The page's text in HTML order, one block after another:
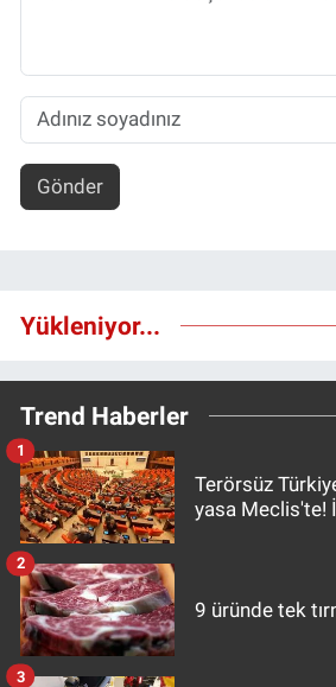
Gönder
Yükleniyor...
Trend Haberler
Terörsüz
yasa Meclis'te!
1
9 üründe tek
2
3